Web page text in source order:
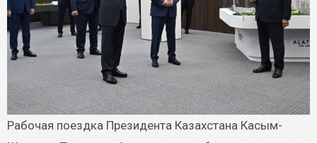
Рабочая поездка Президента Казахстана Касым-